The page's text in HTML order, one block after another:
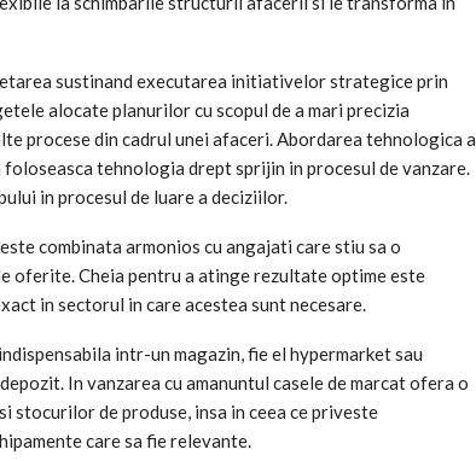
sustinand executarea initiativelor strategice prin
alocate planurilor cu scopul de a mari precizia
procese din cadrul unei afaceri. Abordarea tehnologica a
tehnologia drept sprijin in procesul de vanzare.
in procesul de luare a deciziilor.
combinata armonios cu angajati care stiu sa o
oferite. Cheia pentru a atinge rezultate optime este
in sectorul in care acestea sunt necesare.
intr-un magazin, fie el hypermarket sau
In vanzarea cu amanuntul casele de marcat ofera o
stocurilor de produse, insa in ceea ce priveste
care sa fie relevante.